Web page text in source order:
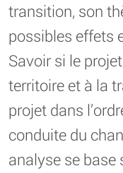
transition, son
possibles effets
Savoir si le
territoire et à la
projet dans
conduite du
analyse se